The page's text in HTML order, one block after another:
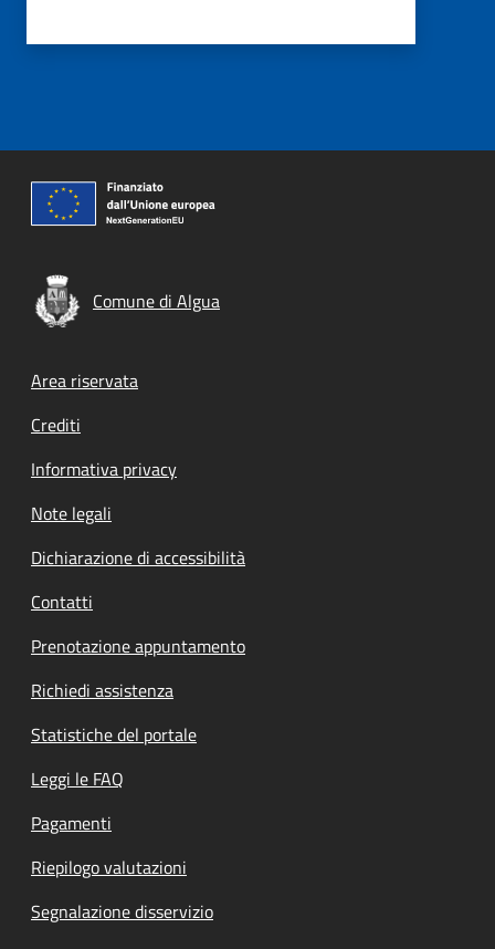
Comune di Algua
Footer menu
Area riservata
Crediti
Informativa privacy
Note legali
Dichiarazione di accessibilità
Contatti
Prenotazione appuntamento
Richiedi assistenza
Statistiche del portale
Leggi le FAQ
Pagamenti
Riepilogo valutazioni
Segnalazione disservizio